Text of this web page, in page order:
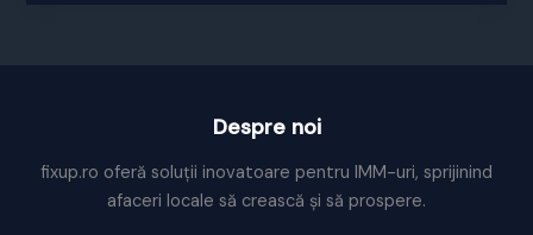
Despre noi
fixup.ro oferă soluții inovatoare pentru IMM-uri, sprijinind
afaceri locale să crească și să prospere.